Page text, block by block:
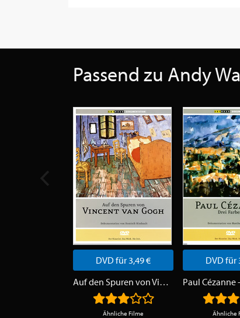
Passend zu Andy
DVD für 3,49 €
Auf den Spuren von Vincent van Gogh
Ähnliche Filme
DVD für
Ähnliche